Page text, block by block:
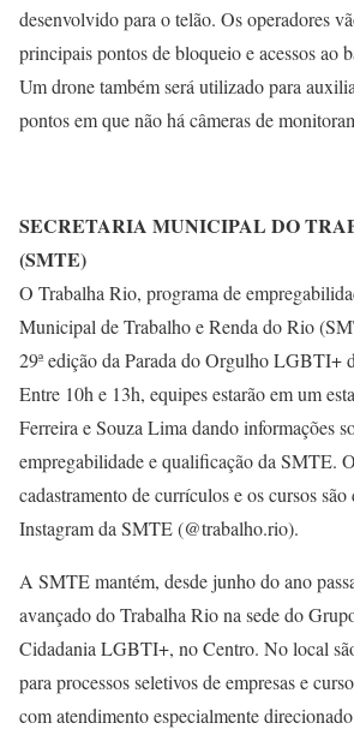
desenvolvido para o telão. Os operadores
principais pontos de bloqueio e acessos ao
Um drone também será utilizado para
pontos em que não há câmeras de
SECRETARIA MUNICIPAL DO
(SMTE)
O Trabalha Rio, programa de
Municipal de Trabalho e Renda do Rio
29ª edição da Parada do Orgulho LGBTI+
Entre 10h e 13h, equipes estarão em um
Ferreira e Souza Lima dando informações
empregabilidade e qualificação da SMTE.
cadastramento de currículos e os cursos
Instagram da SMTE (@trabalho.rio).
A SMTE mantém, desde junho do ano
avançado do Trabalha Rio na sede do
Cidadania LGBTI+, no Centro. No local
para processos seletivos de empresas e
com atendimento especialmente